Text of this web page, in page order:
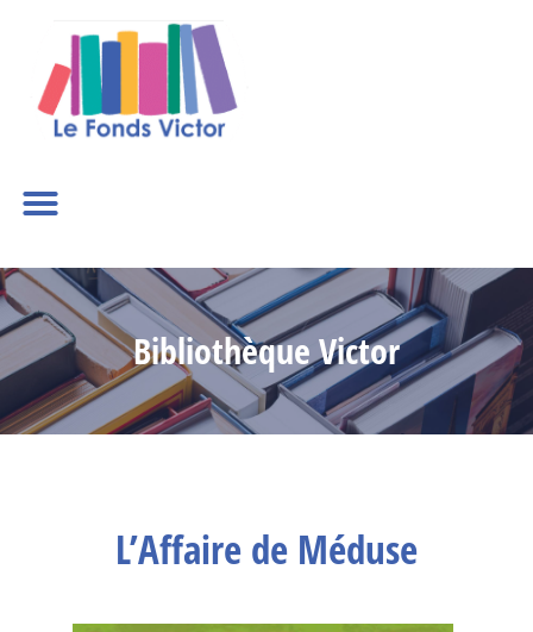
Bibliothèque Victor
L’Affaire de Méduse